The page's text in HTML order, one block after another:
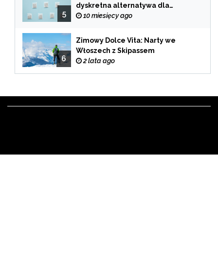
5
dyskretna alternatywa dla
tradycyjnego palenia
10 miesięcy ago
6
Zimowy Dolce Vita: Narty we
Włoszech z Skipassem
2 lata ago